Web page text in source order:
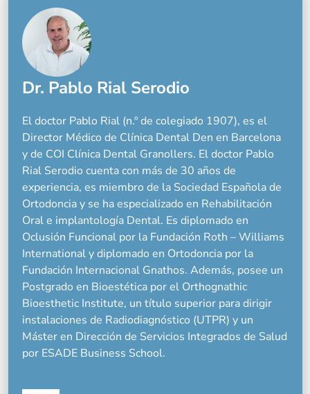
Dr. Pablo Rial Serodio
El doctor Pablo Rial (n.º de colegiado 1907), es el
Director Médico de Clínica Dental Den en Barcelona
y de COI Clínica Dental Granollers. El doctor Pablo
Rial Serodio cuenta con más de 30 años de
experiencia, es miembro de la Sociedad Española de
Ortodoncia y se ha especializado en Rehabilitación
Oral e implantología Dental. Es diplomado en
Oclusión Funcional por la Fundación Roth – Williams
International y diplomado en Ortodoncia por la
Fundación Internacional Gnathos. Además, posee un
Postgrado en Bioestética por el Orthognathic
Bioesthetic Institute, un título superior para dirigir
instalaciones de Radiodiagnóstico (UTPR) y un
Máster en Dirección de Servicios Integrados de Salud
por ESADE Business School.